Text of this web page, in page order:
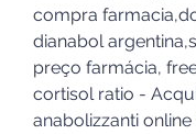
compra
dianabol
preço farmácia,
cortisol ratio -
anabolizzanti